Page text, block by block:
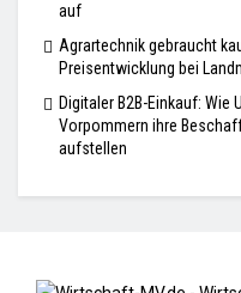
auf
Agrartechnik gebraucht
Preisentwicklung bei
Digitaler B2B-Einkauf: Wie
Vorpommern ihre
aufstellen